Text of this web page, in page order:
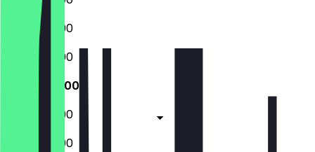
17:00 - 22:00
17:00 - 22:00
17:00 - 22:00
17:00 - 22:00
17:00 - 22:00